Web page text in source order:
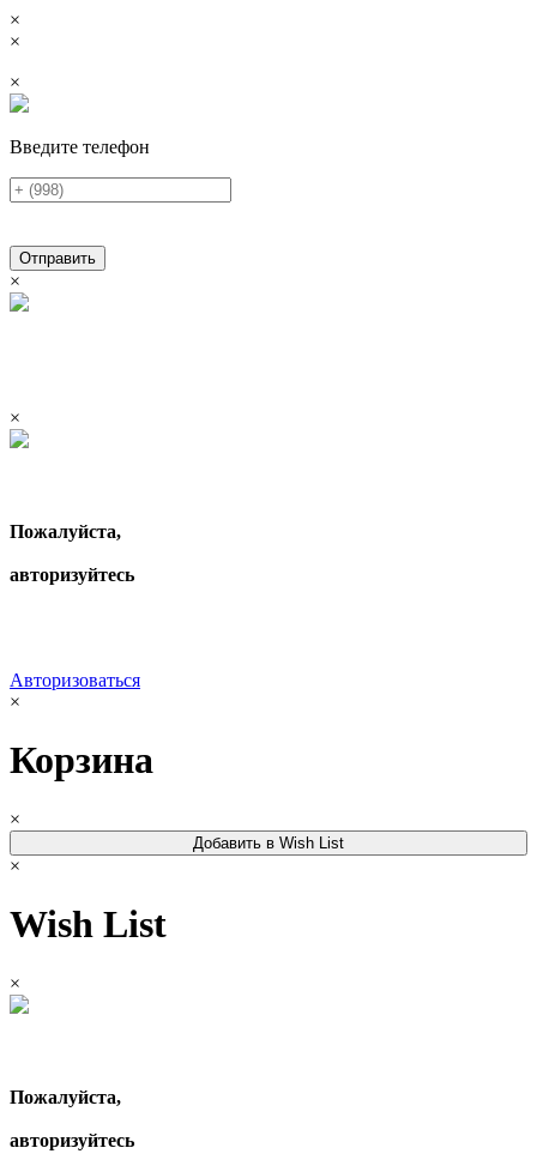
×
×
×
Введите телефон
Отправить
×
×
Пожалуйста,
авторизуйтесь
Авторизоваться
×
Корзина
×
Добавить в Wish List
×
Wish List
×
Пожалуйста,
авторизуйтесь